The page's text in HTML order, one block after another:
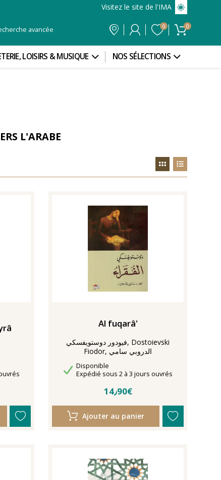
Visitez le site de l'IMA
avancée 0 0
LOISIRS & MUSIQUE NOS SÉLECTIONS
L'ARABE
Al fuqarâ'
فيودور دوستويفسكي, Dostoievski
Fiodor, الدروبي سامي
Disponibilité
Disponible
Délais de livraison
Expédié sous 2 à 3 jours ouvrés
14٫90€
Ajouter au panier